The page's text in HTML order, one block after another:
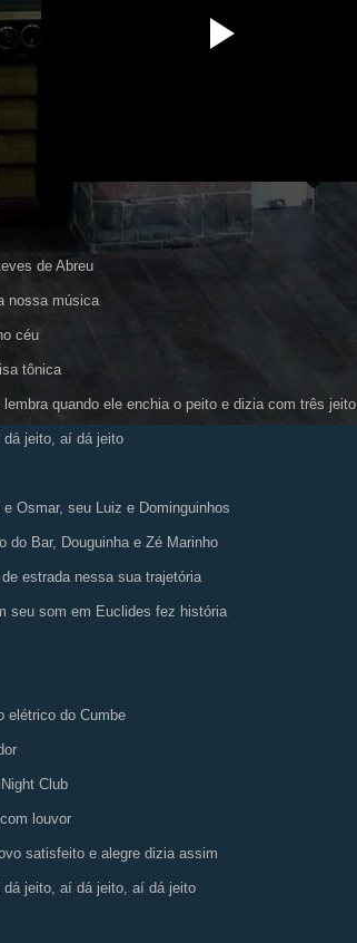
de Abreu
nossa música
céu
tônica
lembra quando ele enchia o peito e dizia com três jeito
jeito, aí dá jeito
Osmar, seu Luiz e Dominguinhos
do Bar, Douguinha e Zé Marinho
estrada nessa sua trajetória
seu som em Euclides fez história
elétrico do Cumbe
Club
louvor
satisfeito e alegre dizia assim
jeito, aí dá jeito, aí dá jeito